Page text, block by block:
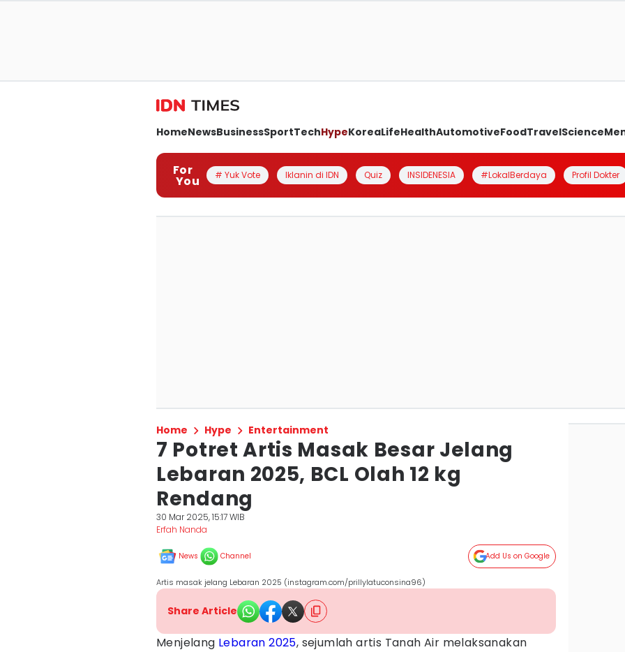
HomeNewsBusinessSportTechHypeKoreaLifeHealthAutomotiveFoodTravelScience
For
You # Yuk Vote Iklanin di IDN Quiz INSIDENESIA #LokalBerdaya Profil Dokter
Home Hype Entertainment
7 Potret Artis Masak Besar Jelang
Lebaran 2025, BCL Olah 12 kg
Rendang
30 Mar 2025, 15:17 WIB
Erfah Nanda
News Channel Add Us on Google
Artis masak jelang Lebaran 2025 (instagram.com/prillylatuconsina96)
Share Article
Menjelang Lebaran 2025, sejumlah artis Tanah Air melaksanakan